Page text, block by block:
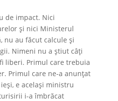
de impact. Nici
şi nici Ministerul
nu au făcut calcule şi
Nimeni nu a ştiut câţi
liberi. Primul care trebuia
Primul care ne-a anunţat
e acelaşi ministru
i-a îmbrăcat